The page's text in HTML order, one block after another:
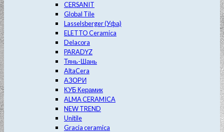
CERSANIT
Global Tile
Lasselsberger (Уфа)
ELETTO Ceramica
Delacora
PARADYZ
Тянь-Шань
AltaCera
АЗОРИ
КУБ Керамик
ALMA CERAMICA
NEW TREND
Unitile
Gracia ceramica